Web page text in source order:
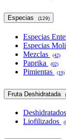
Especias (129)
Especias
Especias
Mezclas (42)
Paprika (02)
Pimientas (19)
Fruta Deshidratada
Deshidratados
Liofilizados